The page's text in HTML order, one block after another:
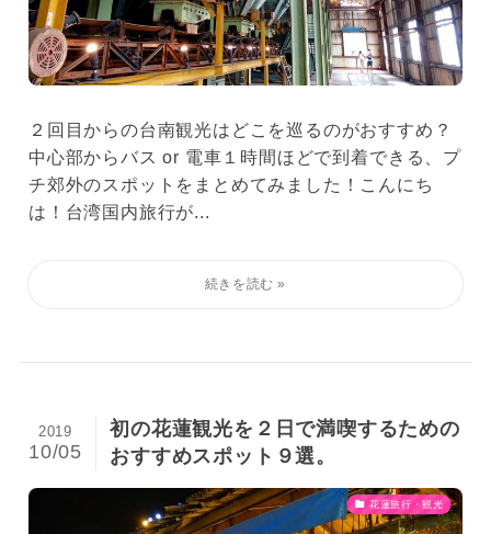
２回目からの台南観光はどこを巡るのがおすすめ？
中心部からバス or 電車１時間ほどで到着できる、プ
チ郊外のスポットをまとめてみました！こんにち
は！台湾国内旅行が...
初の花蓮観光を２日で満喫するための
おすすめスポット９選。
2019
10/05
花蓮旅行・観光